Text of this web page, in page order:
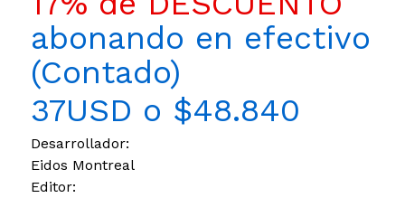
abonando en efectivo
(Contado)
37USD o $48.840
Desarrollador:
Eidos Montreal
Editor: